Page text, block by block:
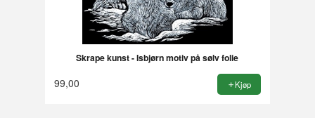
Skrape kunst - Isbjørn motiv på sølv folie
99,00 Kjøp